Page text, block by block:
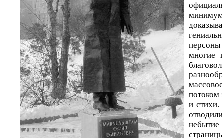
многие
потоком
и стихи.